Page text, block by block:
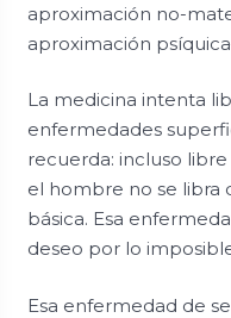
aproximación no-
aproximación
La medicina intenta
enfermedades
recuerda: incluso
el hombre no se libra
básica. Esa
deseo por lo
Esa enfermedad de